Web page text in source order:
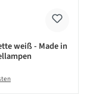
weiß - Made in